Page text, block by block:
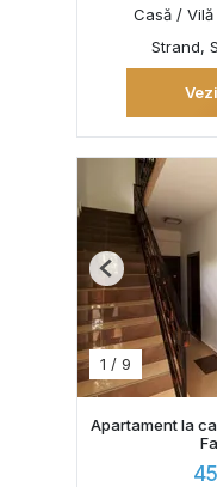
Casă /
Strand,
1 / 9
Previous
Apartament la